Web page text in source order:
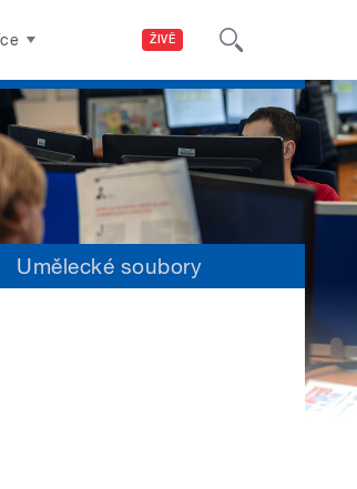
ŽIVĚ
Umělecké soubory